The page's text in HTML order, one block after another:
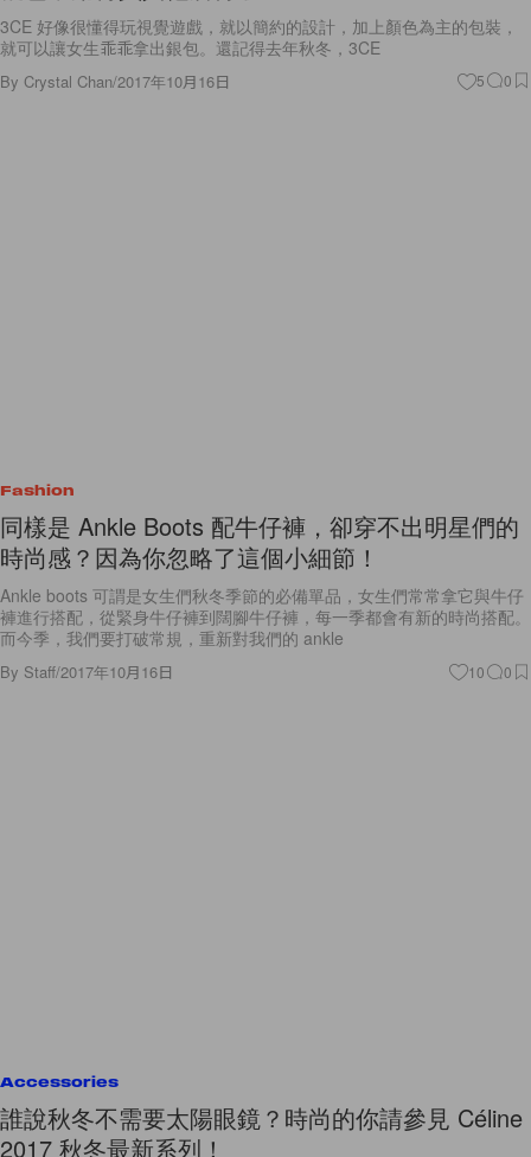
3CE 好像很懂得玩視覺遊戲，就以簡約的設計，加上顏色為主的包裝，
就可以讓女生乖乖拿出銀包。還記得去年秋冬，3CE
By Crystal Chan/2017年10月16日 5 0
Fashion
同樣是 Ankle Boots 配牛仔褲，卻穿不出明星們的
時尚感？因為你忽略了這個小細節！
Ankle boots 可謂是女生們秋冬季節的必備單品，女生們常常拿它與牛仔
褲進行搭配，從緊身牛仔褲到闊腳牛仔褲，每一季都會有新的時尚搭配。
而今季，我們要打破常規，重新對我們的 ankle
By Staff/2017年10月16日 10 0
Accessories
誰說秋冬不需要太陽眼鏡？時尚的你請參見 Céline
2017 秋冬最新系列！